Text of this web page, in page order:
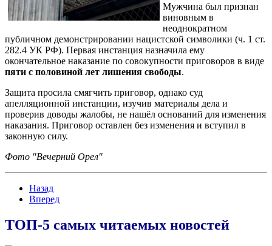
Мужчина был признан
виновным в
неоднократном
публичном демонстрировании нацистской символики (ч. 1 ст.
282.4 УК РФ). Первая инстанция назначила ему
окончательное наказание по совокупности приговоров в виде
пяти с половиной лет лишения свободы.
Защита просила смягчить приговор, однако суд
апелляционной инстанции, изучив материалы дела и
проверив доводы жалобы, не нашёл оснований для изменения
наказания. Приговор оставлен без изменения и вступил в
законную силу.
Фото "Вечерний Орел"
Назад
Вперед
ТОП-5 самых читаемых новостей